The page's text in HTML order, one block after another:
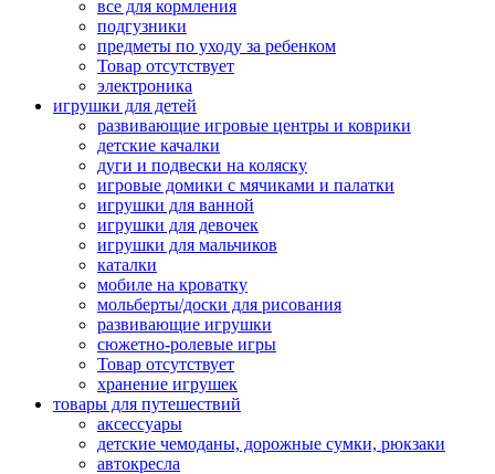
все для кормления
подгузники
предметы по уходу за ребенком
Товар отсутствует
электроника
игрушки для детей
развивающие игровые центры и коврики
детские качалки
дуги и подвески на коляску
игровые домики с мячиками и палатки
игрушки для ванной
игрушки для девочек
игрушки для мальчиков
каталки
мобиле на кроватку
мольберты/доски для рисования
развивающие игрушки
сюжетно-ролевые игры
Товар отсутствует
хранение игрушек
товары для путешествий
аксессуары
детские чемоданы, дорожные сумки, рюкзаки
автокресла